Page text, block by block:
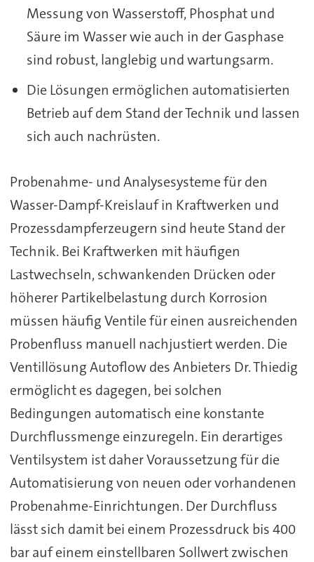
Messung von Wasserstoff, Phosphat und
Säure im Wasser wie auch in der Gasphase
sind robust, langlebig und wartungsarm.
Die Lösungen ermöglichen automatisierten
Betrieb auf dem Stand der Technik und lassen
sich auch nachrüsten.
Probenahme- und Analysesysteme für den
Wasser-Dampf-Kreislauf in Kraftwerken und
Prozessdampferzeugern sind heute Stand der
Technik. Bei Kraftwerken mit häufigen
Lastwechseln, schwankenden Drücken oder
höherer Partikelbelastung durch Korrosion
müssen häufig Ventile für einen ausreichenden
Probenfluss manuell nachjustiert werden. Die
Ventillösung Autoflow des Anbieters Dr. Thiedig
ermöglicht es dagegen, bei solchen
Bedingungen automatisch eine konstante
Durchflussmenge einzuregeln. Ein derartiges
Ventilsystem ist daher Voraussetzung für die
Automatisierung von neuen oder vorhandenen
Probenahme-Einrichtungen. Der Durchfluss
lässt sich damit bei einem Prozessdruck bis 400
bar auf einem einstellbaren Sollwert zwischen